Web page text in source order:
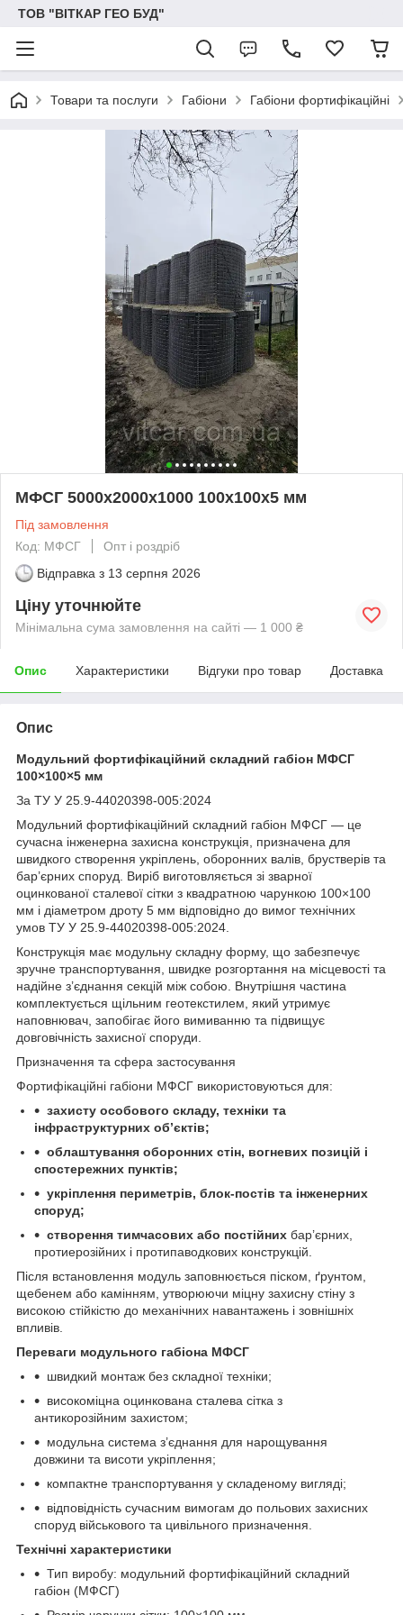
ТОВ "ВІТКАР ГЕО БУД"
Товари та послуги Габіони Габіони фортифікаційні
МФСГ 5000х2000х1000 100х100х5 мм
Під замовлення
Код: МФСГ
Опт і роздріб
Відправка з 13 серпня 2026
Ціну уточнюйте
Мінімальна сума замовлення на сайті — 1 000 ₴
Опис Характеристики Відгуки про товар Доставка
Опис
Модульний фортифікаційний складний габіон МФСГ
100×100×5 мм
За ТУ У 25.9-44020398-005:2024
Модульний фортифікаційний складний габіон МФСГ — це
сучасна інженерна захисна конструкція, призначена для
швидкого створення укріплень, оборонних валів, брустверів та
бар’єрних споруд. Виріб виготовляється зі зварної
оцинкованої сталевої сітки з квадратною чарункою 100×100
мм і діаметром дроту 5 мм відповідно до вимог технічних
умов ТУ У 25.9-44020398-005:2024.
Конструкція має модульну складну форму, що забезпечує
зручне транспортування, швидке розгортання на місцевості та
надійне з’єднання секцій між собою. Внутрішня частина
комплектується щільним геотекстилем, який утримує
наповнювач, запобігає його вимиванню та підвищує
довговічність захисної споруди.
Призначення та сфера застосування
Фортифікаційні габіони МФСГ використовуються для:
захисту особового складу, техніки та
інфраструктурних об’єктів;
облаштування оборонних стін, вогневих позицій і
спостережних пунктів;
укріплення периметрів, блок-постів та інженерних
споруд;
створення тимчасових або постійних бар’єрних,
протиерозійних і протипаводкових конструкцій.
Після встановлення модуль заповнюється піском, ґрунтом,
щебенем або камінням, утворюючи міцну захисну стіну з
високою стійкістю до механічних навантажень і зовнішніх
впливів.
Переваги модульного габіона МФСГ
швидкий монтаж без складної техніки;
високоміцна оцинкована сталева сітка з
антикорозійним захистом;
модульна система з’єднання для нарощування
довжини та висоти укріплення;
компактне транспортування у складеному вигляді;
відповідність сучасним вимогам до польових захисних
споруд військового та цивільного призначення.
Технічні характеристики
Тип виробу: модульний фортифікаційний складний
габіон (МФСГ)